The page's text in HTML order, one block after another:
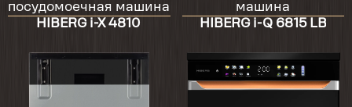
посудомоечная машина
HIBERG i-X 4810
машина
HIBERG i-Q 6815 LB